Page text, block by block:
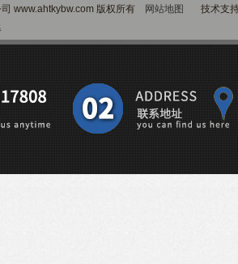
www.ahtkybw.com 版权所有 网站地图
技术支